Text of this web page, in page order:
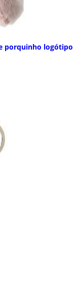
porquinho logótipo